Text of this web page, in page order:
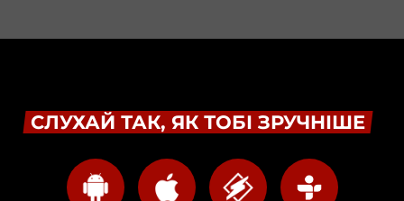
СЛУХАЙ ТАК, ЯК ТОБІ ЗРУЧНІШЕ